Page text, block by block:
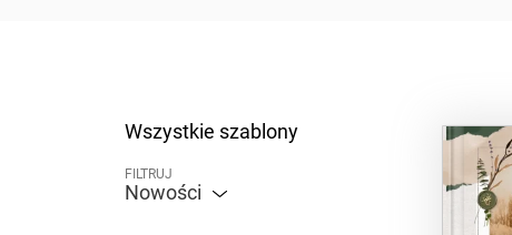
Wszystkie szablony
FILTRUJ
Nowości